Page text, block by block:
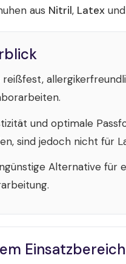
aus Nitril, Latex und
reißfest,
und optimale
sind jedoch nicht für
Alternative für
Einsatzbereich